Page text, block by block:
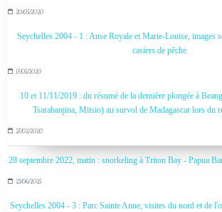
20/05/2020
Seychelles 2004 - 1 : Anse Royale et Marie-Louise, images
casiers de pêche
17/05/2020
10 et 11/11/2019 : du résumé de la dernière plongée à
Tsarabanjina, Mitsio) au survol de Madagascar lors du
27/02/2020
28 septembre 2022, matin : snorkeling à Triton Bay - Papua
23/06/2025
Seychelles 2004 - 3 : Parc Sainte Anne, visites du nord et de